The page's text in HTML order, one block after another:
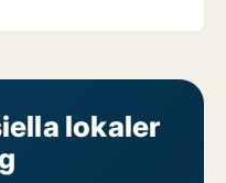
lokaler